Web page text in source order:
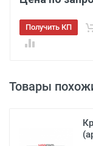
Товары
Получить КП